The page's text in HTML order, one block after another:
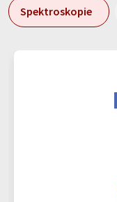
Spektroskopie